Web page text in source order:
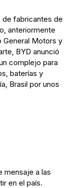
de fabricantes de
anteriormente
General Motors y
BYD anunció
complejo para
baterías y
Brasil por unos
mensaje a las
en el país.